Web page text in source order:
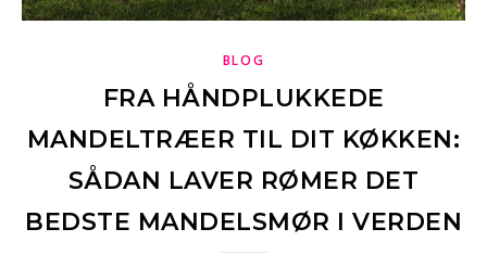
BLOG
FRA HÅNDPLUKKEDE
MANDELTRÆER TIL DIT KØKKEN:
SÅDAN LAVER RØMER DET
BEDSTE MANDELSMØR I VERDEN